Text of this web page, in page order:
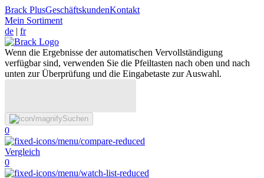
Brack PlusGeschäftskundenKontakt
Mein Sortiment
de | fr
Wenn die Ergebnisse der automatischen Vervollständigung
verfügbar sind, verwenden Sie die Pfeiltasten nach oben und nach
unten zur Überprüfung und die Eingabetaste zur Auswahl.
Suchen
0
Vergleich
0